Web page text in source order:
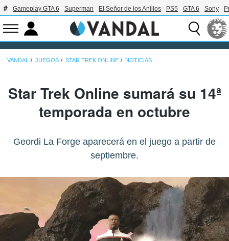
Gameplay GTA 6 Superman El Señor de los Anillos PS5 GTA 6 Sony
VANDAL JUEGOS STAR TREK ONLINE NOTICIAS
Star Trek Online sumará su 14ª
temporada en octubre
Geordi La Forge aparecerá en el juego a partir de
septiembre.